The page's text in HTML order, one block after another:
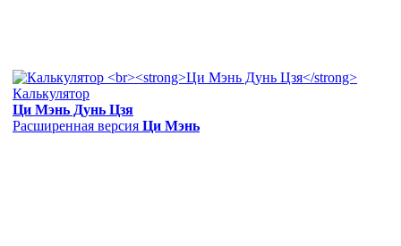
Калькулятор
Ци Мэнь Дунь Цзя
Расширенная версия Ци Мэнь